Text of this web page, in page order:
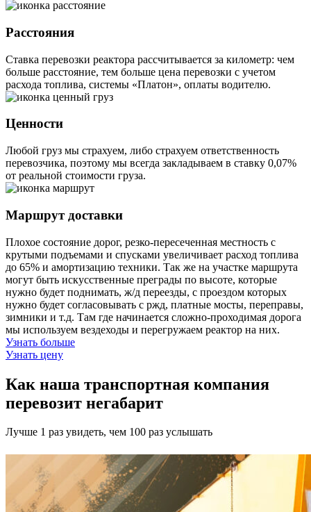
Расстояния
Ставка перевозки реактора рассчитывается за километр: чем
больше расстояние, тем больше цена перевозки с учетом
расхода топлива, системы «Платон», оплаты водителю.
Ценности
Любой груз мы страхуем, либо страхуем ответственность
перевозчика, поэтому мы всегда закладываем в ставку 0,07%
от реальной стоимости груза.
Маршрут доставки
Плохое состояние дорог, резко-пересеченная местность с
крутыми подъемами и спусками увеличивает расход топлива
до 65% и амортизацию техники. Так же на участке маршрута
могут быть искусственные преграды по высоте, которые
нужно будет поднимать, ж/д переезды, с проездом которых
нужно будет согласовывать с ржд, платные мосты, переправы,
зимники и т.д. Там где начинается сложно-проходимая дорога
мы используем вездеходы и перегружаем реактор на них.
Узнать больше
Узнать цену
Как наша транспортная компания
перевозит негабарит
Лучше 1 раз увидеть, чем 100 раз услышать